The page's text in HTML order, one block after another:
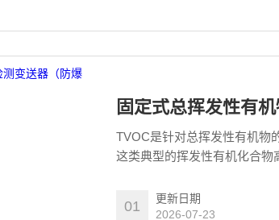
固定式总挥发性有
TVOC是针对总挥发性有机物
这类典型的挥发性有机化合物
01
更新日期
2026-07-23